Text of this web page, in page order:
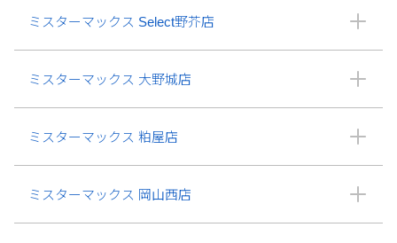
ミスターマックス Select野芥店
ミスターマックス 大野城店
ミスターマックス 粕屋店
ミスターマックス 岡山西店